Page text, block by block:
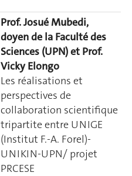
Prof. Josué Mubedi,
doyen de la Faculté des
Sciences (UPN) et Prof.
Vicky Elongo
Les réalisations et
perspectives de
collaboration scientifique
tripartite entre UNIGE
(Institut F.-A. Forel)-
UNIKIN-UPN/ projet
PRCESE